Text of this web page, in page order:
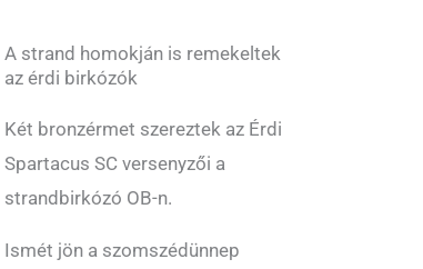
A strand homokján is remekeltek
az érdi birkózók
Két bronzérmet szereztek az Érdi
Spartacus SC versenyzői a
strandbirkózó OB-n.
Ismét jön a szomszédünnep